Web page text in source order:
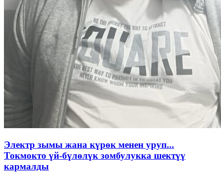
Электр зымы жана күрөк менен уруп...
Токмокто үй-бүлөлүк зомбулукка шектүү
кармалды